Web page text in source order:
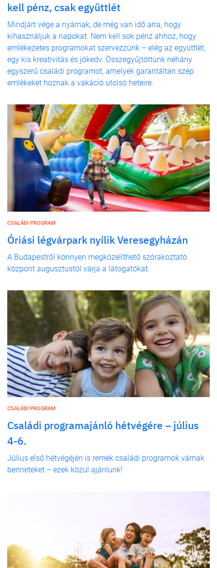
kell pénz, csak együttlét
Mindjárt vége a nyárnak, de még van idő arra, hogy
kihasználjuk a napokat. Nem kell sok pénz ahhoz, hogy
emlékezetes programokat szervezzünk – elég az együttlét,
egy kis kreativitás és jókedv. Összegyűjtöttünk néhány
egyszerű családi programot, amelyek garantáltan szép
emlékeket hoznak a vakáció utolsó heteire.
CSALÁDI PROGRAM
Óriási légvárpark nyílik Veresegyházán
A Budapestről könnyen megközelíthető szórakoztató
központ augusztustól várja a látogatókat.
CSALÁDI PROGRAM
Családi programajánló hétvégére – július
4-6.
Július első hétvégéjén is remek családi programok várnak
benneteket – ezek közül ajánlunk!